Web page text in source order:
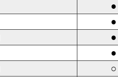
●
●
●
●
○